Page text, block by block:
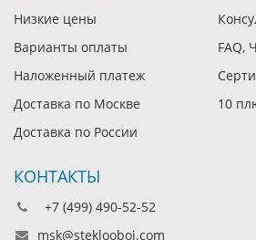
Низкие цены
Варианты оплаты
Наложенный платеж
Доставка по Москве
Доставка по России
FAQ,
10
КОНТАКТЫ
+7 (499) 490-52-52
msk@steklooboi.com